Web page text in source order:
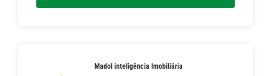
Madol inteligência Imobiliária